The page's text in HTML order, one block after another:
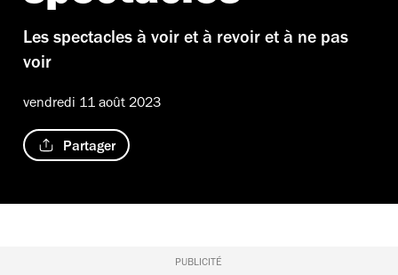
Les spectacles à voir et à revoir et à ne pas
voir
vendredi 11 août 2023
Partager
PUBLICITÉ